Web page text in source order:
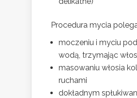
Procedura mycia
moczeniu i myciu
wodą, trzymając
masowaniu włosia
ruchami
dokładnym